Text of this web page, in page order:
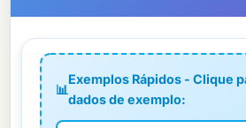
📊
Exemplos Rápidos - Clique
dados de exemplo: